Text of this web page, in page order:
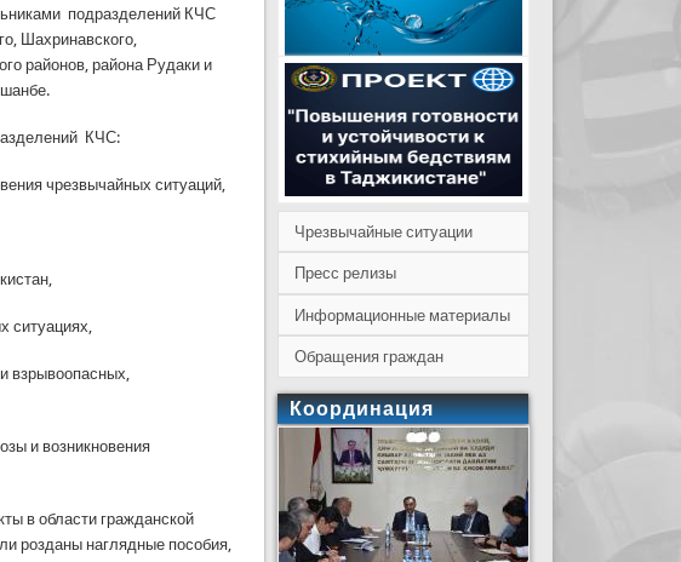
подразделений КЧС
Шахринавского,
районов, района Рудаки и
КЧС:
чрезвычайных ситуаций,
ситуациях,
взрывоопасных,
и возникновения
в области гражданской
розданы наглядные пособия,
Чрезвычайные ситуации
Пресс релизы
Информационные материалы
Обращения граждан
Координация